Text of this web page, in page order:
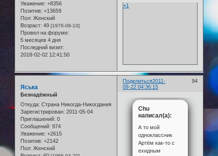
Уважение: +8356
Позитив: +13659
Пол: Женский
Возраст: 49 [1976-08-10]
Провел на форуме:
5 месяцев 4 дня
Последний визит:
2018-02-02 12:41:50
+1
Поделиться 94
2011-
09-22 04:36:15
Яська
Безнадёжный
Откуда: Страна Никогда-Никогдания
Зарегистрирован: 2011-05-04
Приглашений: 0
Сообщений: 974
Уважение: +2615
Позитив: +2142
Пол: Женский
Chu
написал(а):
А то мой
одноклассник
Артём как-то с
ехидным